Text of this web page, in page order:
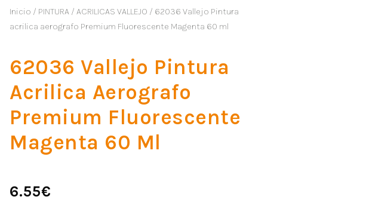
Inicio / PINTURA / ACRILICAS VALLEJO / 62036 Vallejo Pintura
acrilica aerografo Premium Fluorescente Magenta 60 ml
62036 Vallejo Pintura
Acrilica Aerografo
Premium Fluorescente
Magenta 60 Ml
6.55€